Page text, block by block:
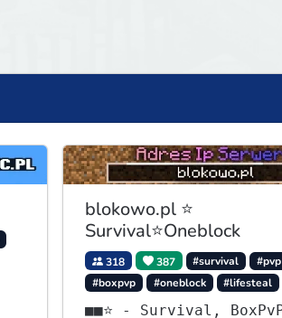
blokowo.pl ⭐
Survival⭐Oneblock
318 387 #survival
#pvp
#boxpvp
#oneblock #lifesteal
■■⭐ - Survival, BoxPvP,